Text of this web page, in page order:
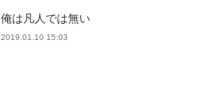
俺は凡人では無い
2019.01.10 15:03